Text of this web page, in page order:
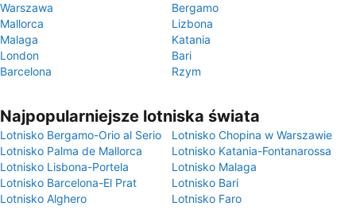
Warszawa
Bergamo
Mallorca
Lizbona
Malaga
Katania
London
Bari
Barcelona
Rzym
Najpopularniejsze lotniska świata
Lotnisko Bergamo-Orio al Serio
Lotnisko Chopina w Warszawie
Lotnisko Palma de Mallorca
Lotnisko Katania-Fontanarossa
Lotnisko Lisbona-Portela
Lotnisko Malaga
Lotnisko Barcelona-El Prat
Lotnisko Bari
Lotnisko Alghero
Lotnisko Faro